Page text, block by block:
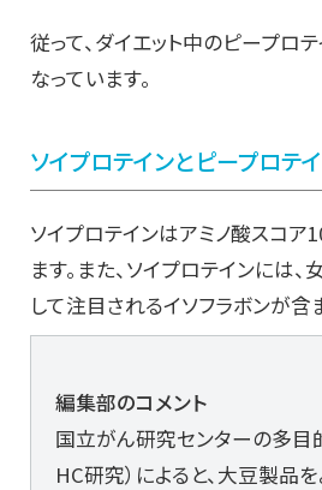
従って、ダイエット中のピープロ
なっています。
ソイプロテインとピープロテイ
ソイプロテインはアミノ酸スコア
ます。また、ソイプロテインには
して注目されるイソフラボンが含
編集部のコメント
国立がん研究センターの多目
HC研究）によると、大豆製品